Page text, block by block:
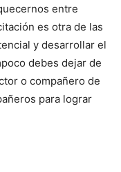
entre
es otra de las
y desarrollar el
debes dejar de
o compañero de
para lograr